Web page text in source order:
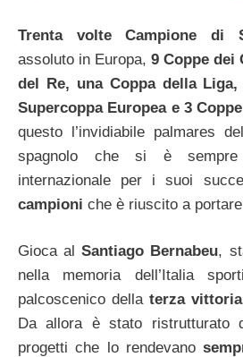
Trenta volte Campione di
assoluto in Europa, 9 Coppe dei
del Re, una Coppa della
Supercoppa Europea e 3
questo l’invidiabile palmares del
spagnolo che si è
internazionale per i suoi
campioni che è riuscito a
Gioca alSantiago Bernabeu,
nella memoria dell’Italia
palcoscenico dellaterza vittoria
Da allora è stato ristrutturato
progetti che lo rendevano